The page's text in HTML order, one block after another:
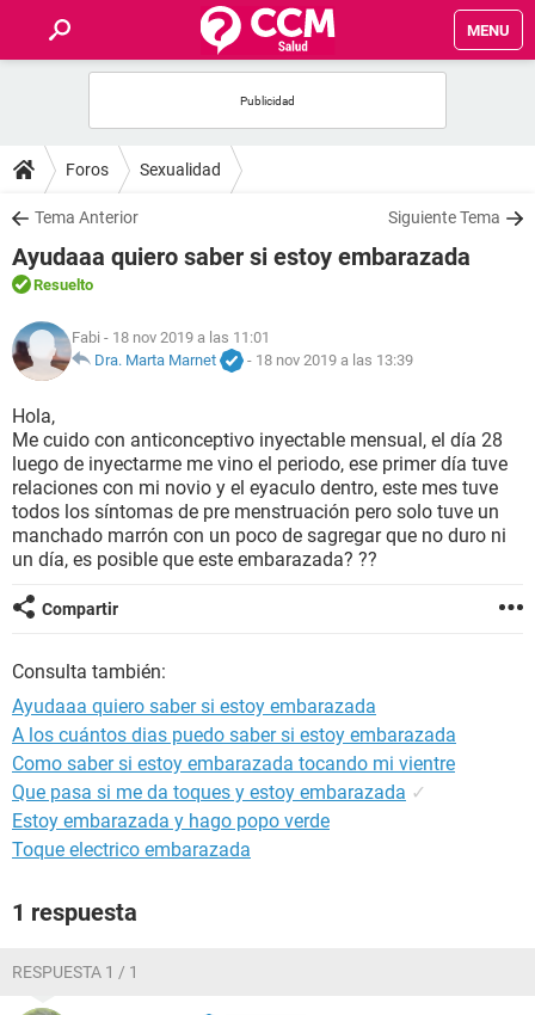
MENU
FOROS
SALUD
FAMILIA
NUTRICIÓN
SEXUALIDAD
GLOSARIO
Foros Sexualidad
Tema Anterior Siguiente Tema
Ayudaaa quiero saber si estoy embarazada
Resuelto
Fabi - 18 nov 2019 a las 11:01
Dra. Marta Marnet
- 18 nov 2019 a las 13:39
Hola,
Me cuido con anticonceptivo inyectable mensual, el día 28
luego de inyectarme me vino el periodo, ese primer día tuve
relaciones con mi novio y el eyaculo dentro, este mes tuve
todos los síntomas de pre menstruación pero solo tuve un
manchado marrón con un poco de sagregar que no duro ni
un día, es posible que este embarazada? ??
Compartir
Consulta también:
Ayudaaa quiero saber si estoy embarazada
A los cuántos dias puedo saber si estoy embarazada
Como saber si estoy embarazada tocando mi vientre
Que pasa si me da toques y estoy embarazada ✓
Estoy embarazada y hago popo verde
Toque electrico embarazada
1 respuesta
RESPUESTA 1 / 1